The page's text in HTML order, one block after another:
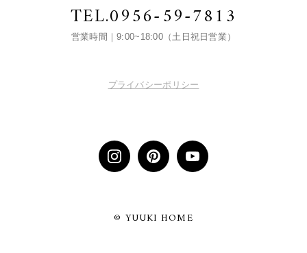
TEL.0956-59-7813
営業時間｜9:00~18:00（土日祝日営業）
プライバシーポリシー
© YUUKI HOME